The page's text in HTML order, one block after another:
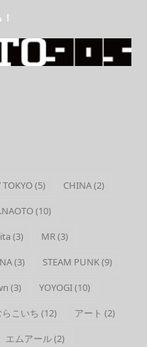
TOKYO(5) CHINA(2)
(10)
(3) MR(3)
(3) STEAM PUNK(9)
(3) YOYOGI(10)
こいち (12) アート (2)
エムアール(2)